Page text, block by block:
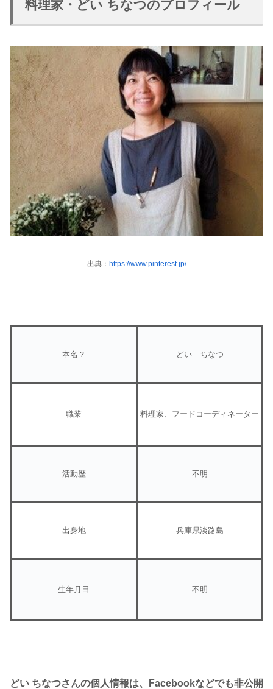
料理家・どい ちなつのプロフィール
出典： https://www.pinterest.jp/
本名？ どい ちなつ
職業 料理家、フードコーディネーター
活動歴 不明
出身地 兵庫県淡路島
生年月日 不明
どい ちなつさんの個人情報は、Facebookなどでも非公開